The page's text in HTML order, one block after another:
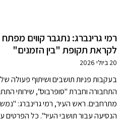
רמי גרינברג: נתגבר קווים
לקראת תקופת "בין הזמנים"
20 ביולי 2026
בעקבות פניות תושבים ושיתוף פעולה
התחבורה וחברת "סופרבוס", שירותי
מתרחבים. ראש העיר, רמי גרינברג:
הנסיעה עבור תושבי העיר". כל הפרטים